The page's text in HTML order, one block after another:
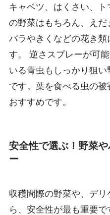
キャベツ、はくさい、
の野菜はもちろん、え
バラやきくなどの花き類
す。 逆さスプレーが可
いる青虫もしっかり狙
です。葉を食べる虫の
おすすめです。
安全性で選ぶ！野菜
ー
収穫間際の野菜や、デ
ら、安全性が最も重要